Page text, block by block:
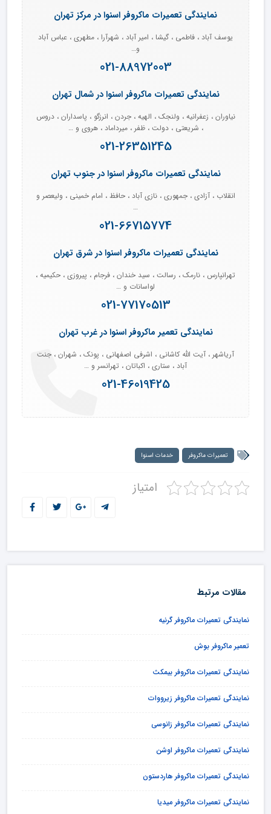
نمایندگی تعمیرات ماکروفر اسنوا در مرکز تهران
یوسف آباد ، فاطمی ، گیشا ، امیر آباد ، شهرآرا ، مطهری ، عباس آباد
و…
021-88972003
نمایندگی تعمیرات ماکروفر اسنوا در شمال تهران
نیاوران ، زعفرانیه ، ولنجک ، الهیه ، جردن ، انرزگو ، پاسداران ، دروس
، شریعتی ، دولت ، ظفر ، میرداماد ، هروی و …
021-26351245
نمایندگی تعمیرات ماکروفر اسنوا در جنوب تهران
انقلاب ، آزادی ، جمهوری ، نازی آباد ، حافظ ، امام خمینی ، ولیعصر و
…
021-66715774
نمایندگی تعمیرات ماکروفر اسنوا در شرق تهران
تهرانپارس ، نارمک ، رسالت ، سید خندان ، فرجام ، پیروزی ، حکیمیه ،
لواسانات و …
021-77170513
نمایندگی تعمیر ماکروفر اسنوا در غرب تهران
آریاشهر ، آیت الله کاشانی ، اشرفی اصفهانی ، پونک ، شهران ، جنت
آباد ، ستاری ، اکباتان ، تهرانسر و …
021-46019425
تعمیرات ماکروفر خدمات اسنوا
امتیاز
مقالات مرتبط
نمایندگی تعمیرات ماکروفر گرنیه
تعمیر ماکروفر بوش
نمایندگی تعمیرات ماکروفر بیمکث
نمایندگی تعمیرات ماکروفر زیرووات
نمایندگی تعمیرات ماکروفر زانوسی
نمایندگی تعمیرات ماکروفر اوشن
نمایندگی تعمیرات ماکروفر هاردستون
نمایندگی تعمیرات ماکروفر میدیا